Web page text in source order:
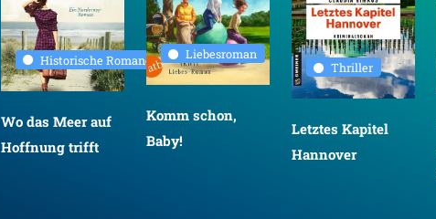
Historische Romane
Wo das Meer auf
Hoffnung trifft
Liebesroman
Komm schon,
Baby!
Thriller
Letztes Kapitel
Hannover